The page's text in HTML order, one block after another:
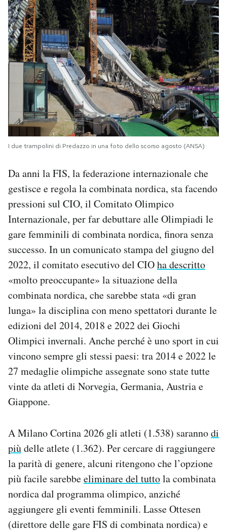
I due trampolini di Predazzo in una foto dello scorso agosto (ANSA)
Da anni la FIS, la federazione internazionale che
gestisce e regola la combinata nordica, sta facendo
pressioni sul CIO, il Comitato Olimpico
Internazionale, per far debuttare alle Olimpiadi le
gare femminili di combinata nordica, finora senza
successo. In un comunicato stampa del giugno del
2022, il comitato esecutivo del CIOha descritto
«molto preoccupante» la situazione della
combinata nordica, che sarebbe stata «di gran
lunga» la disciplina con meno spettatori durante le
edizioni del 2014, 2018 e 2022 dei Giochi
Olimpici invernali. Anche perché è uno sport in cui
vincono sempre gli stessi paesi: tra 2014 e 2022 le
27 medaglie olimpiche assegnate sono state tutte
vinte da atleti di Norvegia, Germania, Austria e
Giappone.
A Milano Cortina 2026 gli atleti (1.538) sarannodi
piùdelle atlete (1.362). Per cercare di raggiungere
la parità di genere, alcuni ritengono che l’opzione
più facile sarebbeeliminare del tuttola combinata
nordica dal programma olimpico, anziché
aggiungere gli eventi femminili. Lasse Ottesen
(direttore delle gare FIS di combinata nordica) e